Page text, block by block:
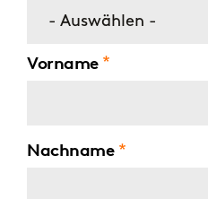
- Auswählen -
Vorname
Nachname